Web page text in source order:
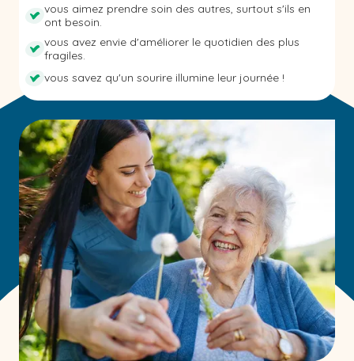
vous aimez prendre soin des autres, surtout s'ils en
ont besoin.
vous avez envie d'améliorer le quotidien des plus
fragiles.
vous savez qu'un sourire illumine leur journée !